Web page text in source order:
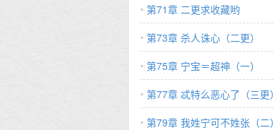
第71章 二更求收藏哟
第73章 杀人诛心（二更）
第75章 宁宝＝超神（一）
第77章 忒特么恶心了（三更）
第79章 我姓宁可不姓张（二）